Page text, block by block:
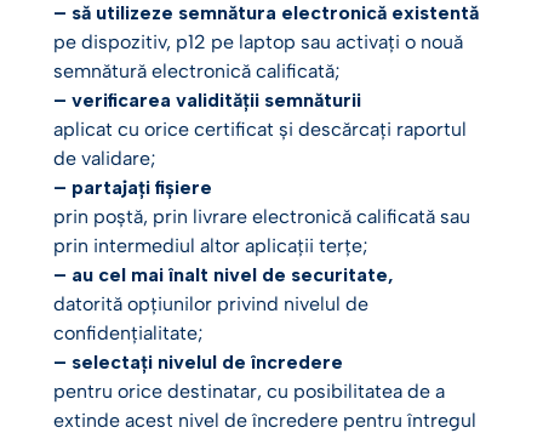
– să utilizeze semnătura electronică existentă
pe dispozitiv, p12 pe laptop sau activați o nouă
semnătură electronică calificată;
– verificarea validității semnăturii
aplicat cu orice certificat și descărcați raportul
de validare;
– partajați fișiere
prin poștă, prin livrare electronică calificată sau
prin intermediul altor aplicații terțe;
– au cel mai înalt nivel de securitate,
datorită opțiunilor privind nivelul de
confidențialitate;
– selectați nivelul de încredere
pentru orice destinatar, cu posibilitatea de a
extinde acest nivel de încredere pentru întregul